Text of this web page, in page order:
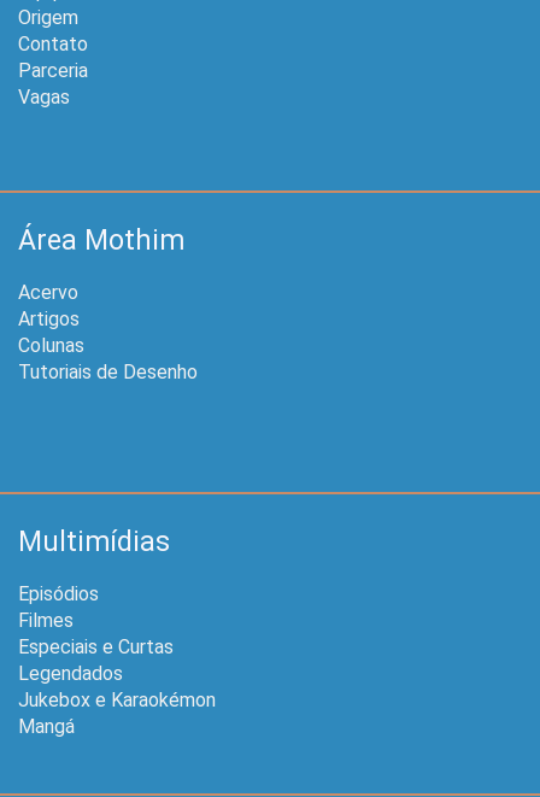
Origem
Contato
Parceria
Vagas
Área Mothim
Acervo
Artigos
Colunas
Tutoriais de Desenho
Multimídias
Episódios
Filmes
Especiais e Curtas
Legendados
Jukebox e Karaokémon
Mangá